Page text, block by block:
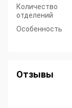
Количество
отделений
Особенность
Отзывы